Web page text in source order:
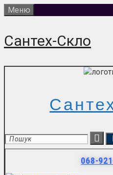
Перейти
до
Меню
Сантех-Скло
068-